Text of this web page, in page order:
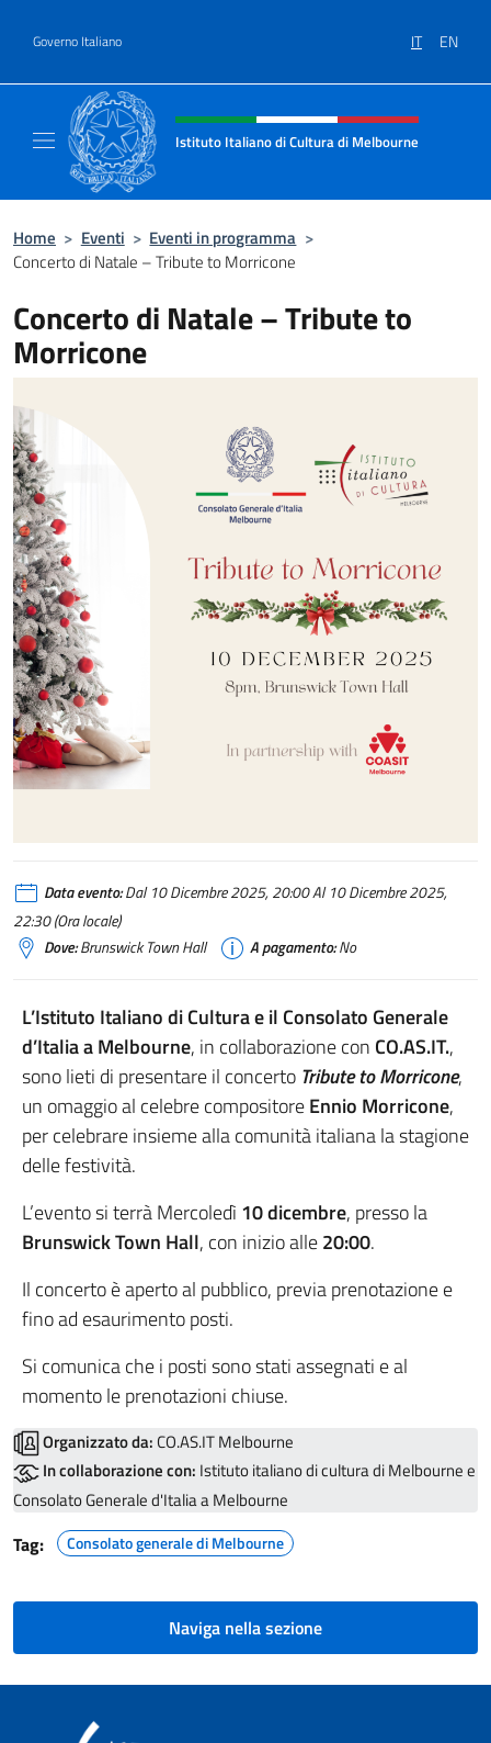
Governo Italiano IT EN
Intestazione sito, social e menù
Istituto Italiano di Cultura di Melbourne
Home > Eventi > Eventi in programma >
Concerto di Natale – Tribute to Morricone
Concerto di Natale – Tribute to
Morricone
Data evento:Dal 10 Dicembre 2025, 20:00 Al 10 Dicembre 2025,
22:30 (Ora locale)
Dove:Brunswick Town Hall A pagamento:No
L’Istituto Italiano di Cultura e il Consolato Generale
d’Italia a Melbourne, in collaborazione con CO.AS.IT.,
sono lieti di presentare il concerto Tribute to Morricone,
un omaggio al celebre compositoreEnnio Morricone,
per celebrare insieme alla comunità italiana la stagione
delle festività.
L’evento si terrà Mercoledì 10 dicembre, presso la
Brunswick Town Hall, con inizio alle20:00.
Il concerto è aperto al pubblico, previa prenotazione e
fino ad esaurimento posti.
Si comunica che i posti sono stati assegnati e al
momento le prenotazioni chiuse.
Organizzato da: CO.AS.IT Melbourne
In collaborazione con: Istituto italiano di cultura di Melbourne e
Consolato Generale d'Italia a Melbourne
Tag: Consolato generale di Melbourne
Naviga nella sezione